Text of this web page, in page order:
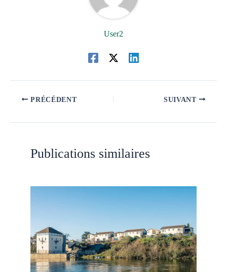
User2
PRÉCÉDENT SUIVANT
Publications similaires